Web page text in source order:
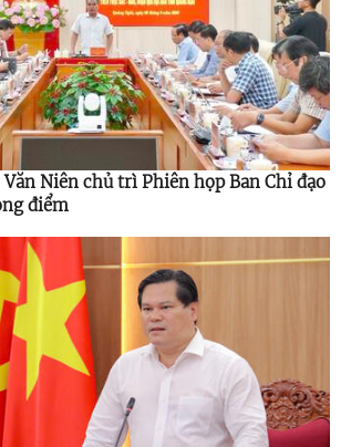
Niên chủ trì Phiên họp Ban Chỉ đạo
điểm